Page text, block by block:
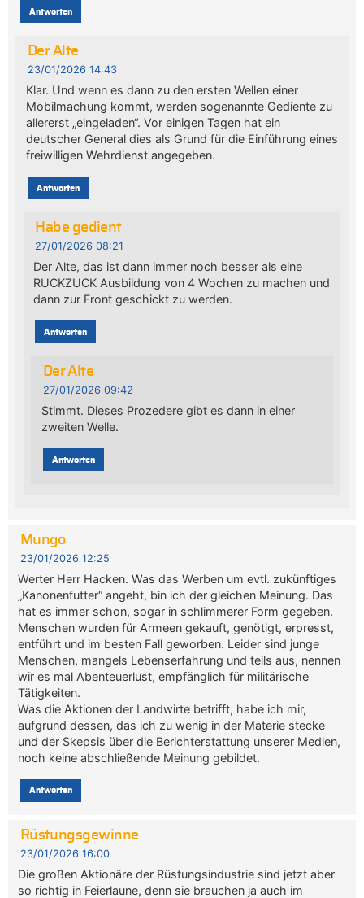
Antworten
Der Alte
23/01/2026 14:43
Klar. Und wenn es dann zu den ersten Wellen einer
Mobilmachung kommt, werden sogenannte Gediente zu
allererst „eingeladen“. Vor einigen Tagen hat ein
deutscher General dies als Grund für die Einführung eines
freiwilligen Wehrdienst angegeben.
Antworten
Habe gedient
27/01/2026 08:21
Der Alte, das ist dann immer noch besser als eine
RUCKZUCK Ausbildung von 4 Wochen zu machen und
dann zur Front geschickt zu werden.
Antworten
Der Alte
27/01/2026 09:42
Stimmt. Dieses Prozedere gibt es dann in einer
zweiten Welle.
Antworten
Mungo
23/01/2026 12:25
Werter Herr Hacken. Was das Werben um evtl. zukünftiges
„Kanonenfutter“ angeht, bin ich der gleichen Meinung. Das
hat es immer schon, sogar in schlimmerer Form gegeben.
Menschen wurden für Armeen gekauft, genötigt, erpresst,
entführt und im besten Fall geworben. Leider sind junge
Menschen, mangels Lebenserfahrung und teils aus, nennen
wir es mal Abenteuerlust, empfänglich für militärische
Tätigkeiten.
Was die Aktionen der Landwirte betrifft, habe ich mir,
aufgrund dessen, das ich zu wenig in der Materie stecke
und der Skepsis über die Berichterstattung unserer Medien,
noch keine abschließende Meinung gebildet.
Antworten
Rüstungsgewinne
23/01/2026 16:00
Die großen Aktionäre der Rüstungsindustrie sind jetzt aber
so richtig in Feierlaune, denn sie brauchen ja auch im